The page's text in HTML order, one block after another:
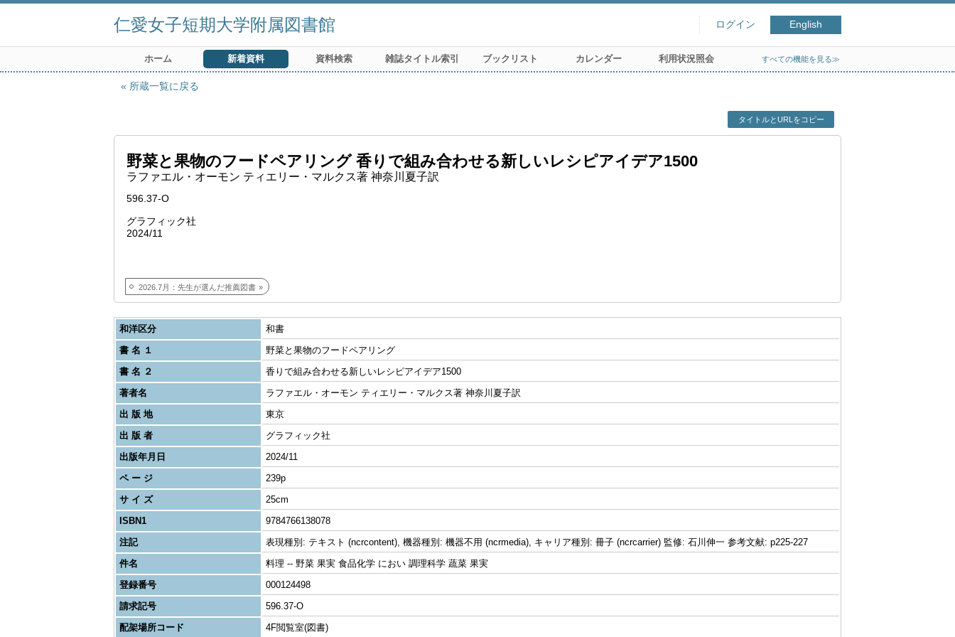
仁愛女子短期大学附属図書館 ログイン English
ホーム 新着資料 資料検索 雑誌タイトル索引 ブックリスト カレンダー 利用状況照会 すべての機能を見る≫
所蔵一覧に戻る
タイトルとURLをコピー
野菜と果物のフードペアリング 香りで組み合わせる新しいレシピアイデア1500
ラファエル・オーモン ティエリー・マルクス著 神奈川夏子訳
596.37-O
グラフィック社
2024/11
2026.7月：先生が選んだ推薦図書
和洋区分
和書
書 名 １
野菜と果物のフードペアリング
書 名 ２
香りで組み合わせる新しいレシピアイデア1500
著者名
ラファエル・オーモン ティエリー・マルクス著 神奈川夏子訳
出 版 地
東京
出 版 者
グラフィック社
出版年月日
2024/11
ペ ー ジ
239p
サ イ ズ
25cm
ISBN1
9784766138078
注記
表現種別: テキスト (ncrcontent), 機器種別: 機器不用 (ncrmedia), キャリア種別: 冊子 (ncrcarrier) 監修: 石川伸一 参考文献: p225-227
件名
料理 -- 野菜 果実 食品化学 におい 調理科学 蔬菜 果実
登録番号
000124498
請求記号
596.37-O
配架場所コード
4F閲覧室(図書)